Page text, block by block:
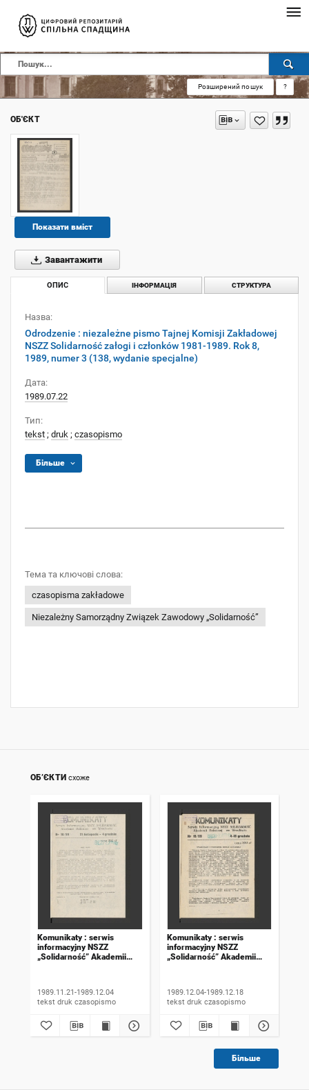
Розширений пошук ?
ОБ'ЄКТ
Показати вміст
Завантажити
ОПИС ІНФОРМАЦІЯ СТРУКТУРА
Назва:
Odrodzenie : niezależne pismo Tajnej Komisji Zakładowej
NSZZ Solidarność załogi i członków 1981-1989. Rok 8,
1989, numer 3 (138, wydanie specjalne)
Дата:
1989.07.22
Тип:
tekst ; druk ; czasopismo
Більше
Тема та ключові слова:
czasopisma zakładowe
Niezależny Samorządny Związek Zawodowy „Solidarność”
ОБ’ЄКТИ схоже
Komunikaty : serwis
informacyjny NSZZ
„Solidarność” Akademii
1989.11.21-1989.12.04
tekst druk czasopismo
Komunikaty : serwis
informacyjny NSZZ
„Solidarność” Akademii
1989.12.04-1989.12.18
tekst druk czasopismo
Більше